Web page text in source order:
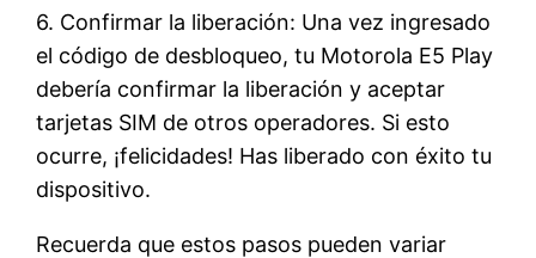
6. Confirmar la liberación: Una vez ingresado
el código de desbloqueo, tu Motorola E5 Play
debería confirmar la liberación y aceptar
tarjetas SIM de otros operadores. Si esto
ocurre, ¡felicidades! Has liberado con éxito tu
dispositivo.
Recuerda que estos pasos pueden variar